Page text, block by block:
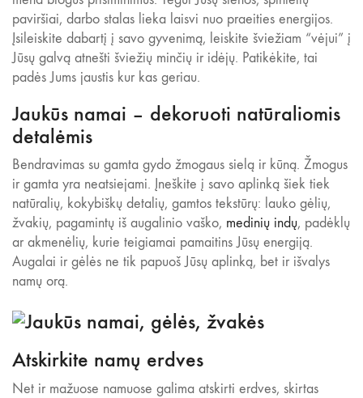
paviršiai, darbo stalas lieka laisvi nuo praeities energijos.
Įsileiskite dabartį į savo gyvenimą, leiskite šviežiam “vėjui” į
Jūsų galvą atnešti šviežių minčių ir idėjų. Patikėkite, tai
padės Jums jaustis kur kas geriau.
Jaukūs namai – dekoruoti natūraliomis
detalėmis
Bendravimas su gamta gydo žmogaus sielą ir kūną. Žmogus
ir gamta yra neatsiejami. Įneškite į savo aplinką šiek tiek
natūralių, kokybiškų detalių, gamtos tekstūrų: lauko gėlių,
žvakių, pagamintų iš augalinio vaško, medinių indų, padėklų
ar akmenėlių, kurie teigiamai pamaitins Jūsų energiją.
Augalai ir gėlės ne tik papuoš Jūsų aplinką, bet ir išvalys
namų orą.
Atskirkite namų erdves
Net ir mažuose namuose galima atskirti erdves, skirtas